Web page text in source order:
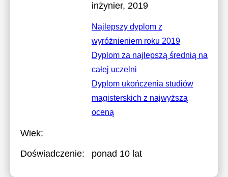
inżynier, 2019
Najlepszy dyplom z
wyróżnieniem roku 2019
Dyplom za najlepszą średnią na
całej uczelni
Dyplom ukończenia studiów
magisterskich z najwyższą
oceną
Wiek:
Doświadczenie:
ponad 10 lat